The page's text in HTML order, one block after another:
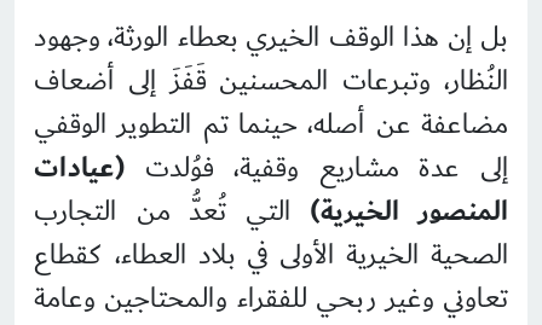
بل إن هذا الوقف الخيري بعطاء الورثة، وجهود
النُظار، وتبرعات المحسنين قَفَزَ إلى أضعاف
مضاعفة عن أصله، حينما تم التطوير الوقفي
إلى عدة مشاريع وقفية، فوُلدت (عيادات
المنصور الخيرية) التي تُعدُّ من التجارب
الصحية الخيرية الأولى في بلاد العطاء، كقطاع
تعاوني وغير ربحي للفقراء والمحتاجين وعامة